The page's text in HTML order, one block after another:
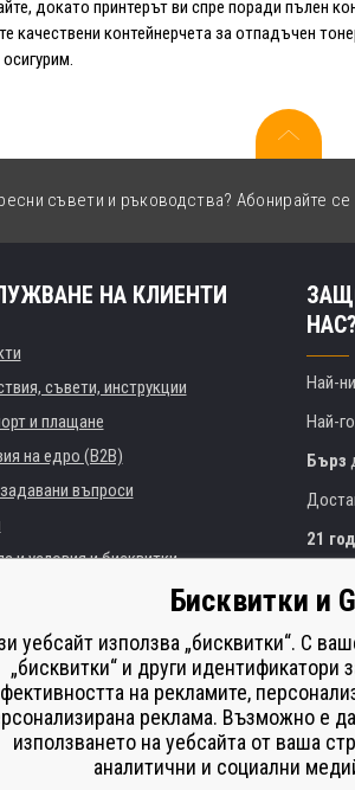
докато принтерът ви спре поради пълен
качествени контейнерчета за отпадъчен
съвети и ръководства? Абонирайте
НА КЛИЕНТИ
съвети, инструкции
и плащане
на едро (B2B)
въпроси
и условия и бисквитки
на принтери
изпълнение
od smlouvy
НАС?
Най-
Най-
Бърз
21
Сейф
Бисквитки и
уебсайт използва „бисквитки“. С
„бисквитки“ и други идентификатори
на рекламите,
реклама. Възможно е
използването на уебсайта от ваша
аналитични и социални